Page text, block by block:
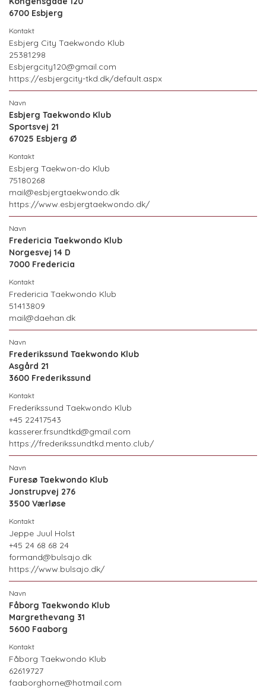
6700 Esbjerg
Esbjerg City Taekwondo Klub
25381298
Esbjergcity120@gmail.com
https://esbjergcity-tkd.dk/default.aspx
Esbjerg Taekwondo Klub
Sportsvej 21
67025 Esbjerg Ø
Esbjerg Taekwon-do Klub
75180268
mail@esbjergtaekwondo.dk
https://www.esbjergtaekwondo.dk/
Fredericia Taekwondo Klub
Norgesvej 14 D
7000 Fredericia
Fredericia Taekwondo Klub
51413809
mail@daehan.dk
Frederikssund Taekwondo Klub
Asgård 21
3600 Frederikssund
Frederikssund Taekwondo Klub
+45 22417543
kasserer.frsundtkd@gmail.com
https://frederikssundtkd.mento.club/
Furesø Taekwondo Klub
Jonstrupvej 276
3500 Værløse
Jeppe Juul Holst
+45 24 68 68 24
formand@bulsajo.dk
https://www.bulsajo.dk/
Fåborg Taekwondo Klub
Margrethevang 31
5600 Faaborg
Fåborg Taekwondo Klub
62619727
faaborghorne@hotmail.com